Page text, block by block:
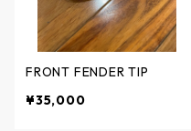
FRONT FENDER TIP
¥35,000